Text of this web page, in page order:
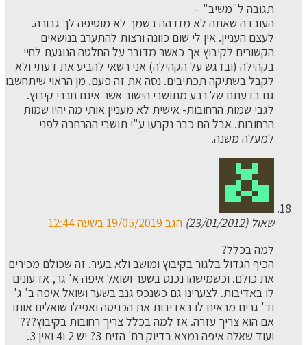
תגובה ל"משיב" –
העובדה שאתה לא מזדהה בשמך לא מוסיפה לך גבורה.
לעצם העניין. אין לי שום כוונה ורצות להתערב בנושאים
הקשורים לקיבוץ אך כאשר מדובר על החלטה הנוגעת לחיי
בקהילה (ובדגש על הקהילה) אני רשאי להביע את דעתי ולא
לקבל בשתיקה תכתיבים. נסה את זה פעם. מן הראוי שיתחשבו
גם בדעתם של רבע מתושבי הישוב אשר אינם חברי קיבוץ.
לגבי שמות הרחובות- אישית לא מעניין אותי מה יהיו שמות
הרחובות. אבל הם כבר נקבעו ע"י תושבי ההרחבה לפני
למעלה משנה.
שאול (23/01/2012) הגב 19/05/2019 בשעה 12:44
למה בכלל?
הכיף הגדול בלגור בקיבוץ ומושב ולא בעיר. זה שכולם מכירים
את כולם. וכשמישהו נכנס בשער ושואל איפה א' גר, אז עונים
לו באדיבות. לצערינו גם כשנכס גנב בשער ושואל איפה ב' ג'
וד' גרים מראים לו באדיבות את הכניסה ואפילו שואלים אותו
אם הוא צריך עזרה. אז למה בכלל צריך רחובות בקיבוץ???
ועוד שאלה איפה נמצא בדיוק רח' הזית 3? יש 2 ו4 ואין 3.